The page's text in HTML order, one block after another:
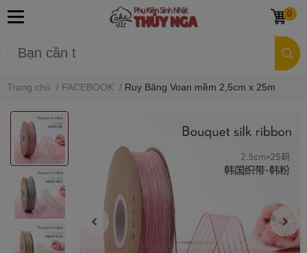
0
Trang chủ / FACEBOOK / Ruy Băng Voan mềm 2,5cm x 25m